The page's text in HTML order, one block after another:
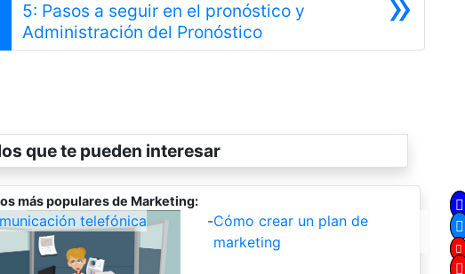
5: Pasos a seguir en el pronóstico y
Administración del PronósticoSiguiente
que te pueden interesar
más populares de Marketing:
telefónica -Cómo crear un plan de
marketing